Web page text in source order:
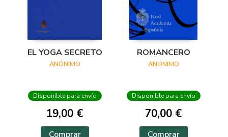
EL YOGA SECRETO
ANÓNIMO
Disponible para envío
19,00 €
Comprar
ROMANCERO
ANÓNIMO
Disponible para envío
70,00 €
Comprar